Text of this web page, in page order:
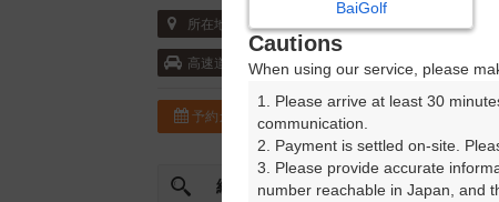
所在地 〒969-0302 福島県 白河市大信隈戸字午房
高速道 東北自動車道・白河 20km以内 ／東北自
予約カレンダー
絞込み 曜日やスタート時間を指定
BaiGolf
Cautions
When using our service, please
1. Please arrive at least 30
communication.
2. Payment is settled on-site.
3. Please provide accurate
number reachable in Japan, and